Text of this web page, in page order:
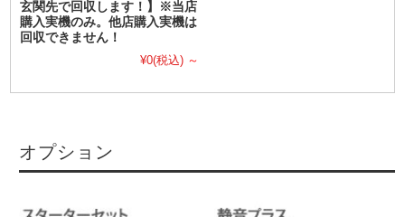
玄関先で回収します！】※当店
購入実機のみ。他店購入実機は
回収できません！
¥0(税込) ～
オプション